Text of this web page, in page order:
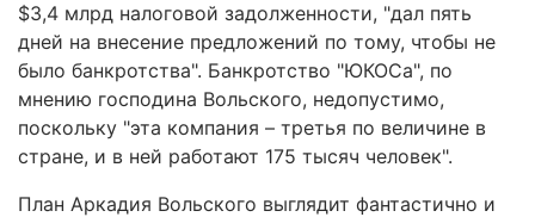
$3,4 млрд налоговой задолженности, "дал пять
дней на внесение предложений по тому, чтобы не
было банкротства". Банкротство "ЮКОСа", по
мнению господина Вольского, недопустимо,
поскольку "эта компания – третья по величине в
стране, и в ней работают 175 тысяч человек".
План Аркадия Вольского выглядит фантастично и